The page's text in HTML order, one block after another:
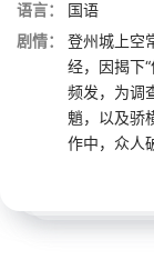
语言：
国语
剧情：
登州城上空
经，因揭下
频发，为调
魈，以及骄
作中，众人